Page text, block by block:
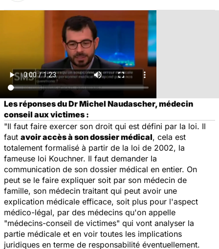
Les réponses du Dr Michel Naudascher, médecin
conseil aux victimes :
"Il faut faire exercer son droit qui est défini par la loi. Il
faut avoir accès à son dossier médical, cela est
totalement formalisé à partir de la loi de 2002, la
fameuse loi Kouchner. Il faut demander la
communication de son dossier médical en entier. On
peut se le faire expliquer soit par son médecin de
famille, son médecin traitant qui peut avoir une
explication médicale efficace, soit plus pour l'aspect
médico-légal, par des médecins qu'on appelle
"médecins-conseil de victimes" qui vont analyser la
partie médicale et en voir toutes les implications
juridiques en terme de responsabilité éventuellement.